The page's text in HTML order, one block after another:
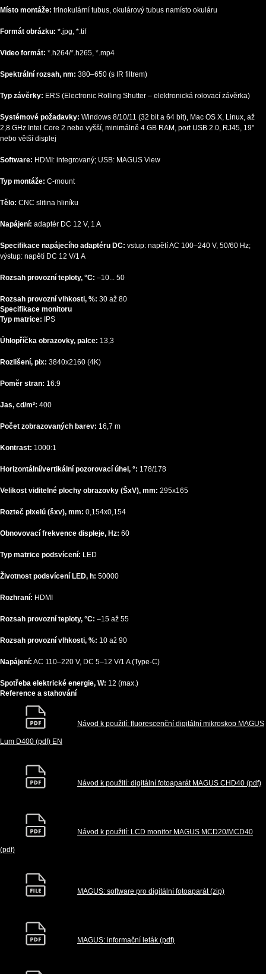
Místo montáže: trinokulární tubus, okulárový tubus namísto okuláru
Formát obrázku: *.jpg, *.tif
Video formát: *.h264/*.h265, *.mp4
Spektrální rozsah, nm: 380–650 (s IR filtrem)
Typ závěrky: ERS (Electronic Rolling Shutter – elektronická rolovací závěrka)
Systémové požadavky: Windows 8/10/11 (32 bit a 64 bit), Mac OS X, Linux, až
2,8 GHz Intel Core 2 nebo vyšší, minimálně 4 GB RAM, port USB 2.0, RJ45, 19"
nebo větší displej
Software: HDMI: integrovaný; USB: MAGUS View
Typ montáže: C-mount
Tělo: CNC slitina hliníku
Napájení: adaptér DC 12 V, 1 A
Specifikace napájecího adaptéru DC: vstup: napětí AC 100–240 V, 50/60 Hz;
výstup: napětí DC 12 V/1 A
Rozsah provozní teploty, °C: –10... 50
Rozsah provozní vlhkosti, %: 30 až 80
Specifikace monitoru
Typ matrice: IPS
Úhlopříčka obrazovky, palce: 13,3
Rozlišení, pix: 3840x2160 (4K)
Poměr stran: 16:9
Jas, cd/m²: 400
Počet zobrazovaných barev: 16,7 m
Kontrast: 1000:1
Horizontální/vertikální pozorovací úhel, °: 178/178
Velikost viditelné plochy obrazovky (ŠxV), mm: 295x165
Rozteč pixelů (šxv), mm: 0,154x0,154
Obnovovací frekvence displeje, Hz: 60
Typ matrice podsvícení: LED
Životnost podsvícení LED, h: 50000
Rozhraní: HDMI
Rozsah provozní teploty, °C: –15 až 55
Rozsah provozní vlhkosti, %: 10 až 90
Napájení: AC 110–220 V, DC 5–12 V/1 A (Type-C)
Spotřeba elektrické energie, W: 12 (max.)
Reference a stahování
Návod k použití: fluorescenční digitální mikroskop MAGUS
Lum D400 (pdf) EN
Návod k použití: digitální fotoaparát MAGUS CHD40 (pdf)
Návod k použití: LCD monitor MAGUS MCD20/MCD40
(pdf)
MAGUS: software pro digitální fotoaparát (zip)
MAGUS: informační leták (pdf)